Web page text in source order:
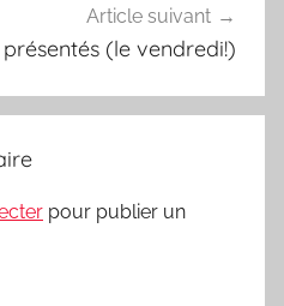
Article suivant
(le vendredi!)
pour publier un